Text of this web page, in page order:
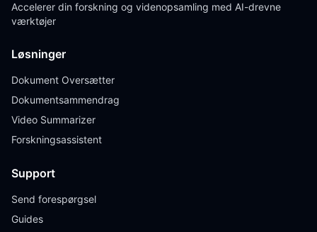
Accelerer din forskning og videnopsamling med AI-drevne
værktøjer
Løsninger
Dokument Oversætter
Dokumentsammendrag
Video Summarizer
Forskningsassistent
Support
Send forespørgsel
Guides